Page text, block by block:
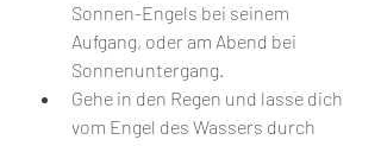
Sonnen-Engels bei seinem
Aufgang, oder am Abend bei
Sonnenuntergang.
Gehe in den Regen und lasse dich
vom Engel des Wassers durch